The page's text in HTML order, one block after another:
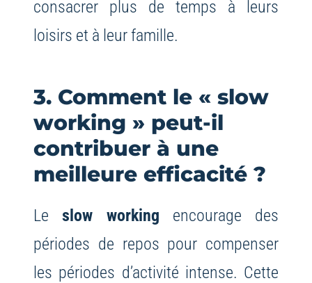
consacrer plus de temps à leurs
loisirs et à leur famille.
3. Comment le « slow
working » peut-il
contribuer à une
meilleure efficacité ?
Le slow working encourage des
périodes de repos pour compenser
les périodes d’activité intense. Cette